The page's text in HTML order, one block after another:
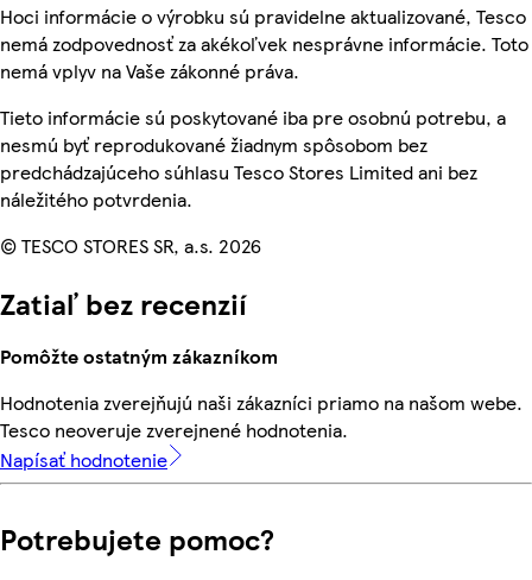
Hoci informácie o výrobku sú pravidelne aktualizované, Tesco
nemá zodpovednosť za akékoľvek nesprávne informácie. Toto
nemá vplyv na Vaše zákonné práva.
Tieto informácie sú poskytované iba pre osobnú potrebu, a
nesmú byť reprodukované žiadnym spôsobom bez
predchádzajúceho súhlasu Tesco Stores Limited ani bez
náležitého potvrdenia.
© TESCO STORES SR, a.s. 2026
Zatiaľ bez recenzií
Pomôžte ostatným zákazníkom
Hodnotenia zverejňujú naši zákazníci priamo na našom webe.
Tesco neoveruje zverejnené hodnotenia.
Napísať hodnotenie
Potrebujete pomoc?